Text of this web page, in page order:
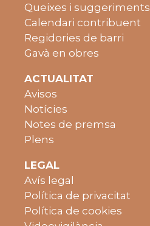
Queixes i suggeriments
Calendari contribuent
Regidories de barri
Gavà en obres
ACTUALITAT
Avisos
Notícies
Notes de premsa
Plens
LEGAL
Avís legal
Política de privacitat
Política de cookies